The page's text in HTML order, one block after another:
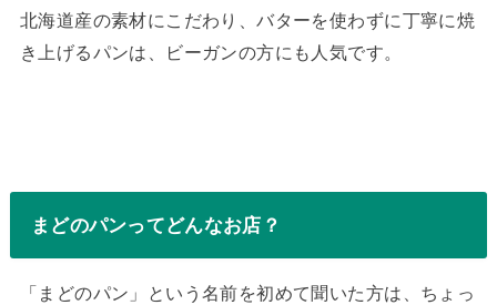
北海道産の素材にこだわり、バターを使わずに丁寧に焼
き上げるパンは、ビーガンの方にも人気です。
まどのパンってどんなお店？
「まどのパン」という名前を初めて聞いた方は、ちょっ